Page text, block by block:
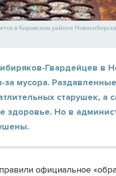
в Кировском районе
Гвардейцев в
за мусора.
старушек, а
здоровье. Но в
официальное